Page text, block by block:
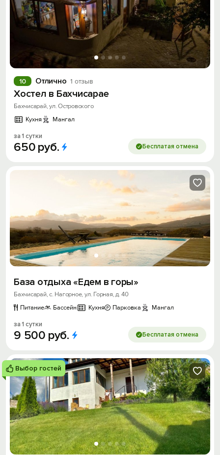
Отлично 1 отзыв
10
Хостел в Бахчисарае
Бахчисарай, ул. Островского
Кухня
Мангал
за 1 сутки
650 руб. Бесплатая отмена
База отдыха «Едем в горы»
Бахчисарай, с. Нагорное, ул. Горная, д. 40
Питание
Бассейн Кухня Парковка Мангал
за 1 сутки
9 500 руб. Бесплатая отмена
Выбор гостей